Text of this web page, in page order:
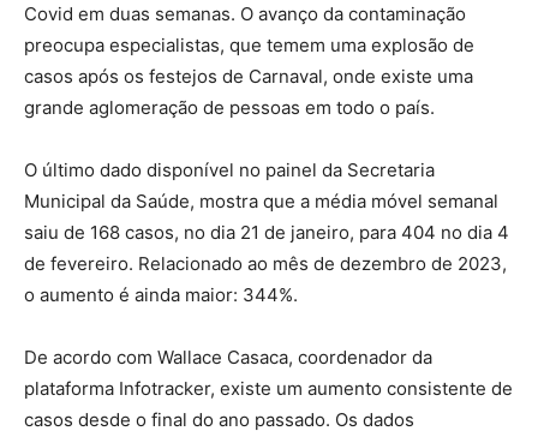
Covid em duas semanas. O avanço da contaminação
preocupa especialistas, que temem uma explosão de
casos após os festejos de Carnaval, onde existe uma
grande aglomeração de pessoas em todo o país.
O último dado disponível no painel da Secretaria
Municipal da Saúde, mostra que a média móvel semanal
saiu de 168 casos, no dia 21 de janeiro, para 404 no dia 4
de fevereiro. Relacionado ao mês de dezembro de 2023,
o aumento é ainda maior: 344%.
De acordo com Wallace Casaca, coordenador da
plataforma Infotracker, existe um aumento consistente de
casos desde o final do ano passado. Os dados